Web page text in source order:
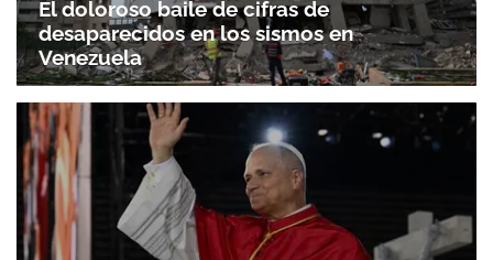
El doloroso baile de cifras de
desaparecidos en los sismos en
Venezuela